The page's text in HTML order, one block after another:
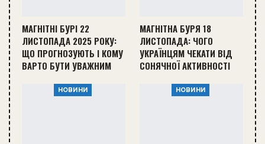
МАГНІТНІ БУРІ 22
ЛИСТОПАДА 2025 РОКУ:
ЩО ПРОГНОЗУЮТЬ І КОМУ
ВАРТО БУТИ УВАЖНИМ
МАГНІТНА БУРЯ 18
ЛИСТОПАДА: ЧОГО
УКРАЇНЦЯМ ЧЕКАТИ ВІД
СОНЯЧНОЇ АКТИВНОСТІ
НОВИНИ НОВИНИ